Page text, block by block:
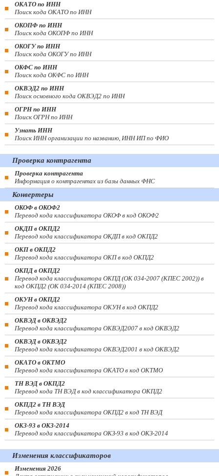
ОКАТО по ИНН
Поиск кода ОКАТО по ИНН
ОКОПФ по ИНН
Поиск кода ОКОПФ по ИНН
ОКОГУ по ИНН
Поиск кода ОКОГУ по ИНН
ОКФС по ИНН
Поиск кода ОКФС по ИНН
ОКВЭД2 по ИНН
Поиск основного кода ОКВЭД2 по ИНН
ОГРН по ИНН
Поиск ОГРН по ИНН
Узнать ИНН
Поиск ИНН организации по названию, ИНН ИП по ФИО
Проверка контрагента
Проверка контрагента
Информация о контрагентах из базы данных ФНС
Конвертеры
ОКОФ в ОКОФ2
Перевод кода классификатора ОКОФ в код ОКОФ2
ОКДП в ОКПД2
Перевод кода классификатора ОКДП в код ОКПД2
ОКП в ОКПД2
Перевод кода классификатора ОКП в код ОКПД2
ОКПД в ОКПД2
Перевод кода классификатора ОКПД (ОК 034-2007 (КПЕС 2002)) в
код ОКПД2 (ОК 034-2014 (КПЕС 2008))
ОКУН в ОКПД2
Перевод кода классификатора ОКУН в код ОКПД2
ОКВЭД в ОКВЭД2
Перевод кода классификатора ОКВЭД2007 в код ОКВЭД2
ОКВЭД в ОКВЭД2
Перевод кода классификатора ОКВЭД2001 в код ОКВЭД2
ОКАТО в ОКТМО
Перевод кода классификатора ОКАТО в код ОКТМО
ТН ВЭД в ОКПД2
Перевод кода ТН ВЭД в код классификатора ОКПД2
ОКПД2 в ТН ВЭД
Перевод кода классификатора ОКПД2 в код ТН ВЭД
ОКЗ-93 в ОКЗ-2014
Перевод кода классификатора ОКЗ-93 в код ОКЗ-2014
Изменения классификаторов
Изменения 2026